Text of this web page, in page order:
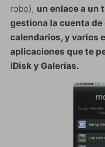
robo), un enlace a un
gestiona la cuenta
calendarios, y varios
aplicaciones que te
iDisk y Galerías.